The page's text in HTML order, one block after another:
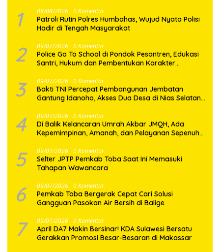
1 08/08/2026 0 Komentar
Patroli Rutin Polres Humbahas, Wujud Nyata Polisi
Hadir di Tengah Masyarakat
2 09/07/2026 0 Komentar
Police Go To School di Pondok Pesantren, Edukasi
Santri, Hukum dan Pembentukan Karakter
3 09/07/2026 0 Komentar
Bakti TNI Percepat Pembangunan Jembatan
Gantung Idanoho, Akses Dua Desa di Nias Selatan
4 09/07/2026 0 Komentar
Di Balik Kelancaran Umrah Akbar JMQH, Ada
Kepemimpinan, Amanah, dan Pelayanan Sepenuh
5 09/07/2026 0 Komentar
Selter JPTP Pemkab Toba Saat Ini Memasuki
Tahapan Wawancara
6 09/07/2026 0 Komentar
Pemkab Toba Bergerak Cepat Cari Solusi
Gangguan Pasokan Air Bersih di Balige
7 09/07/2026 0 Komentar
April DA7 Makin Bersinar! KDA Sulawesi Bersatu
Gerakkan Promosi Besar-Besaran di Makassar